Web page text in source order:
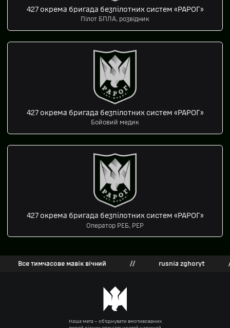
427 окрема бригада безпілотних систем «РАРОГ»
Пілот БПЛА, розвідник
427 окрема бригада безпілотних систем «РАРОГ»
Бойовий медик
427 окрема бригада безпілотних систем «РАРОГ»
Оператор РЕБ, РЕР
Все тимчасове мавік вічний rusnia zghoryt
Наша мета – об’єднувати вмотивованих